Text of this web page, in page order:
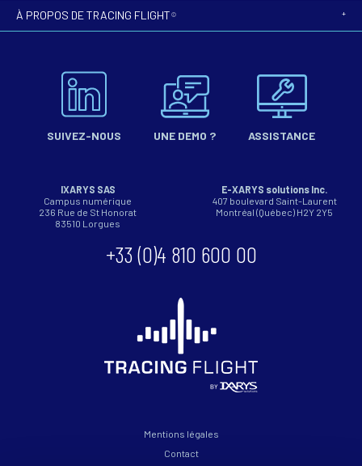
À PROPOS DE TRACING FLIGHT ©
SUIVEZ-NOUS UNE DEMO ? ASSISTANCE
IXARYS SAS
Campus numérique
236 Rue de St Honorat
83510 Lorgues
E-XARYS solutions Inc.
407 boulevard Saint-Laurent
Montréal (Québec) H2Y 2Y5
+33 (0)4 810 600 00
Mentions légales
Contact